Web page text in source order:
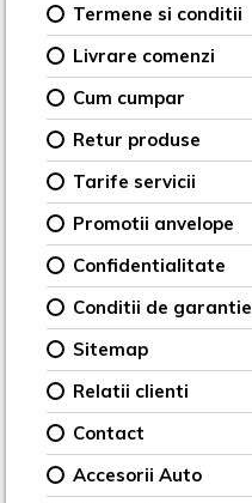
Termene si conditii
Livrare comenzi
Cum cumpar
Retur produse
Tarife servicii
Promotii anvelope
Confidentialitate
Conditii de garantie
Sitemap
Relatii clienti
Contact
Accesorii Auto